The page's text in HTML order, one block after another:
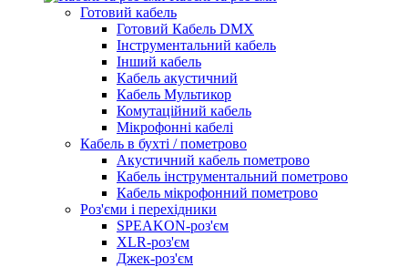
Готовий кабель
Готовий Кабель DMX
Інструментальний кабель
Інший кабель
Кабель акустичний
Кабель Мультикор
Комутаційний кабель
Мікрофонні кабелі
Кабель в бухті / пометрово
Акустичний кабель пометрово
Кабель інструментальний пометрово
Кабель мікрофонний пометрово
Роз'єми і перехідники
SPEAKON-роз'єм
XLR-роз'єм
Джек-роз'єм